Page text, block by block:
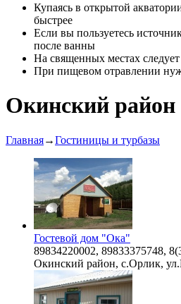
Купаясь в открытой
быстрее
Если вы пользуетесь
после ванны
На священных местах
При пищевом отравлении
Окинский район
Главная→Гостиницы и турбазы
Гостевой дом "Ока"
89834220002, 89833375748,
Окинский район, с.Орлик,